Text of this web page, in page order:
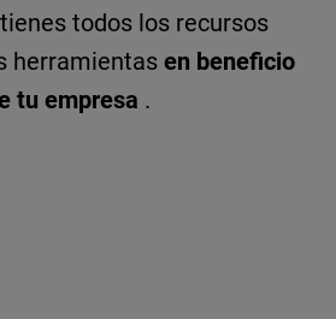
todos los recursos
herramientas en beneficio
tu empresa .